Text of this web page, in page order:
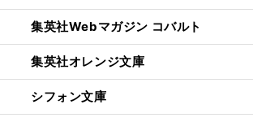
集英社Webマガジン コバルト
集英社オレンジ文庫
シフォン文庫